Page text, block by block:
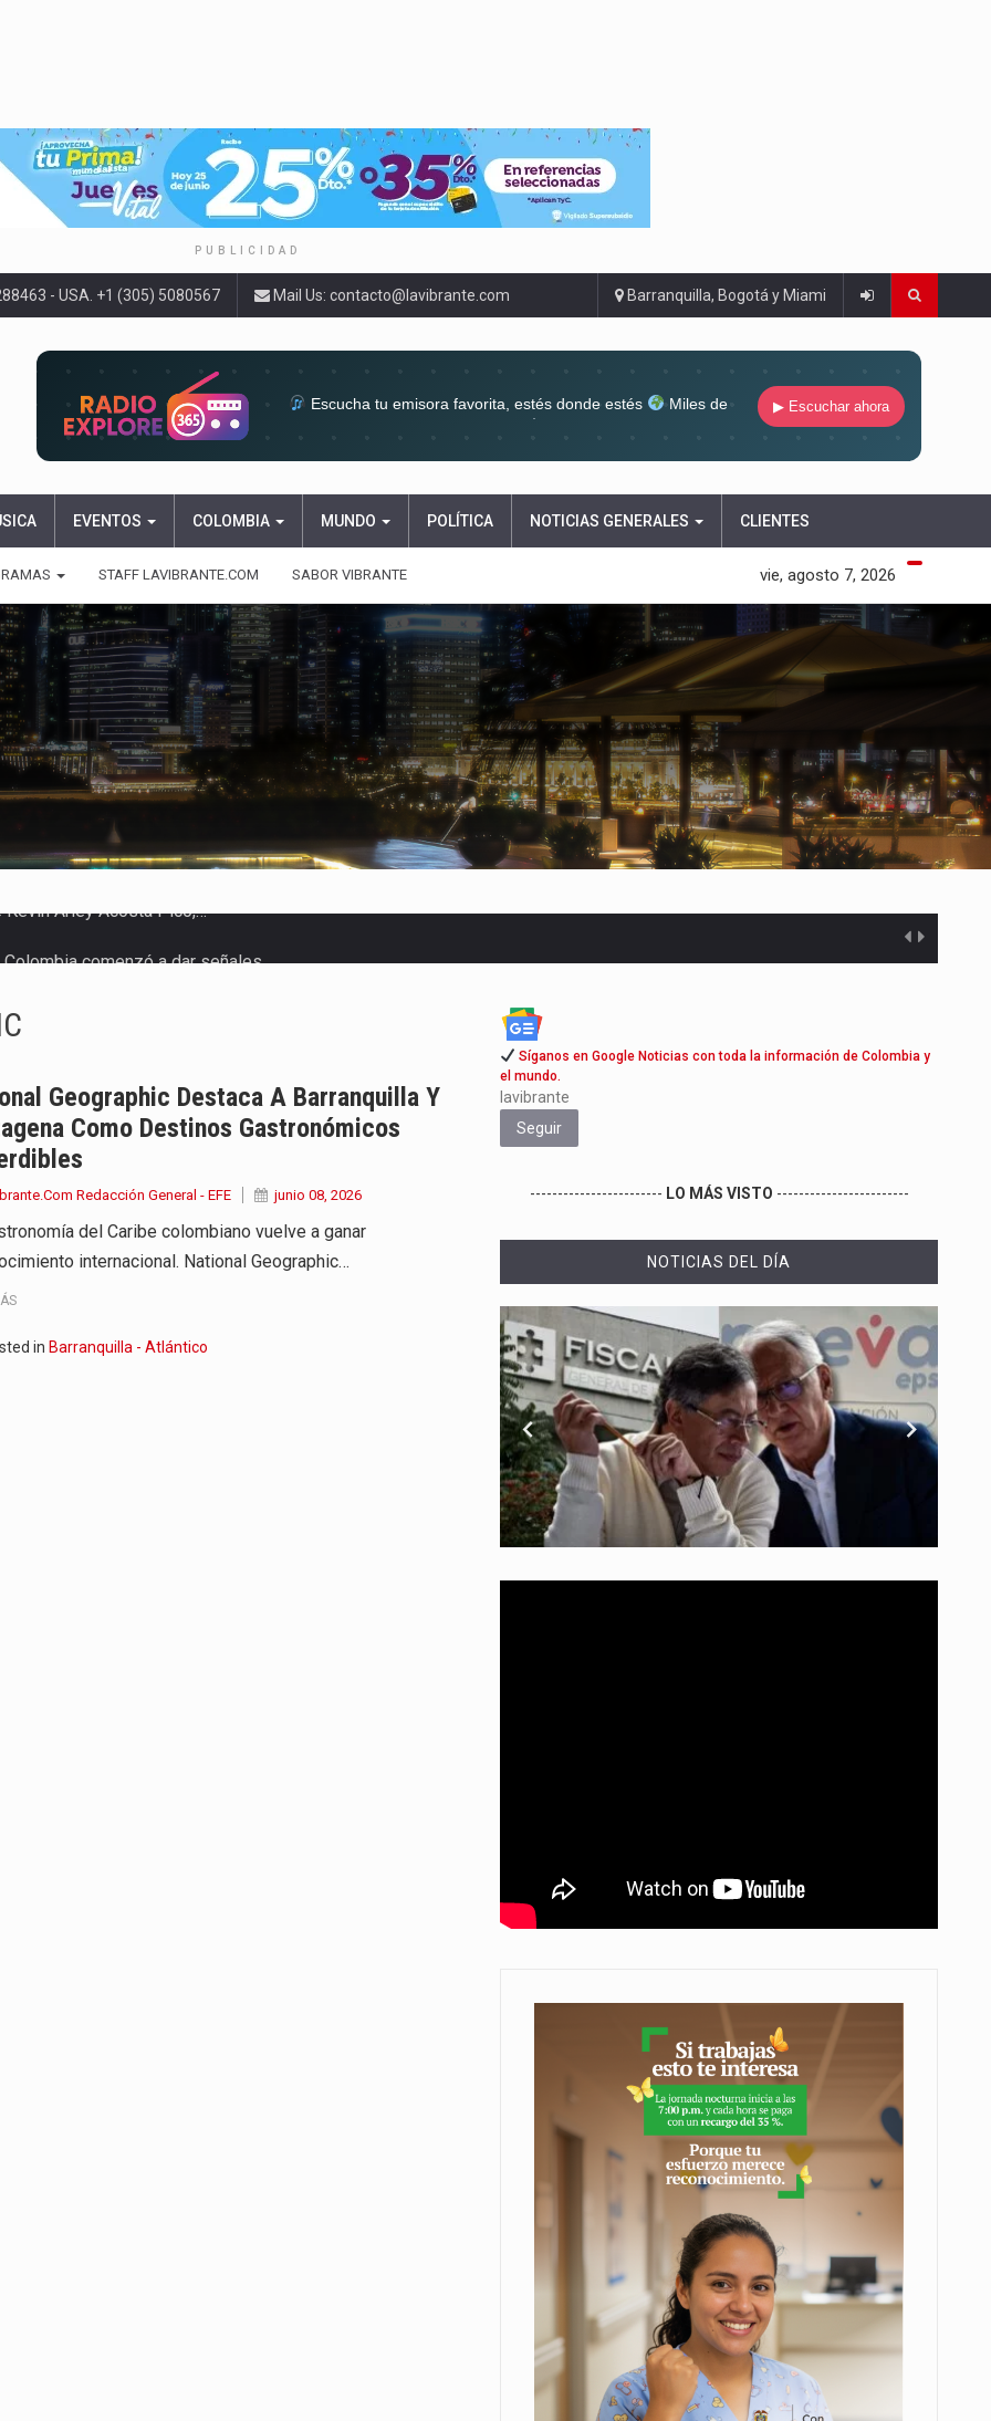
PUBLICIDAD
- USA. +1 (305) 5080567 Mail Us: contacto@lavibrante.com Barranquilla, Bogotá y Miami
Escucha tu emisora favorita, estés donde estés
Miles de
▶ Escuchar ahora
EVENTOS COLOMBIA MUNDO POLÍTICA NOTICIAS GENERALES CLIENTES
STAFF LAVIBRANTE.COM SABOR VIBRANTE vie, agosto 7, 2026
el próximo 16 de…
el equipo de…
marcha un amplio plan…
con condiciones de…
en MT4 es…
como una de las grandes figuras…
vuelve a sorprender a sus seguidores…
Geographic Destaca A Barranquilla Y
Como Destinos Gastronómicos
Redacción General - EFE junio 08, 2026
del Caribe colombiano vuelve a ganar
internacional. National Geographic…
in Barranquilla - Atlántico
Síganos en Google Noticias con toda la información de Colombia y
el mundo.
lavibrante
Seguir
------------------------ LO MÁS VISTO ------------------------
NOTICIAS DEL DÍA